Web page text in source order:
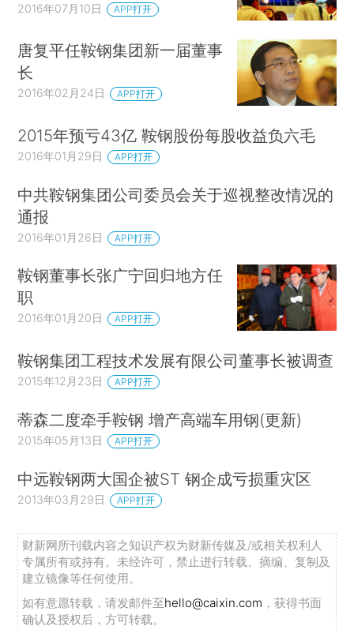
2016年07月10日 APP打开
唐复平任鞍钢集团新一届董事
长
2016年02月24日 APP打开
2015年预亏43亿 鞍钢股份每股收益负六毛
2016年01月29日 APP打开
中共鞍钢集团公司委员会关于巡视整改情况的
通报
2016年01月26日 APP打开
鞍钢董事长张广宁回归地方任
职
2016年01月20日 APP打开
鞍钢集团工程技术发展有限公司董事长被调查
2015年12月23日 APP打开
蒂森二度牵手鞍钢 增产高端车用钢(更新)
2015年05月13日 APP打开
中远鞍钢两大国企被ST 钢企成亏损重灾区
2013年03月29日 APP打开
财新网所刊载内容之知识产权为财新传媒及/或相关权利人
专属所有或持有。未经许可，禁止进行转载、摘编、复制及
建立镜像等任何使用。
如有意愿转载，请发邮件至hello@caixin.com ，获得书面
确认及授权后，方可转载。